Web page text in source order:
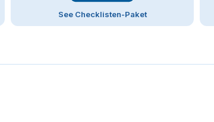
See Checklisten-Paket